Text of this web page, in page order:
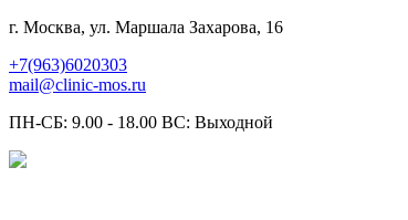
г. Москва, ул. Маршала Захарова, 16
+7(963)6020303
mail@clinic-mos.ru
ПН-СБ: 9.00 - 18.00 ВС: Выходной